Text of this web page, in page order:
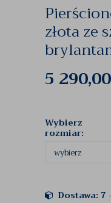
złota ze
5 290,00
Wybierz
rozmiar:
Dostawa: